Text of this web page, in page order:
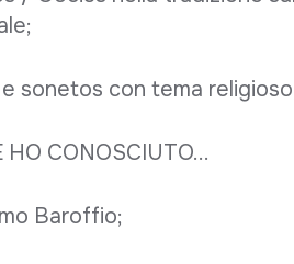
sonetos con tema
HO CONOSCIUTO...
Baroffio;